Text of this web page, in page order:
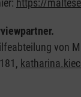
https://
von